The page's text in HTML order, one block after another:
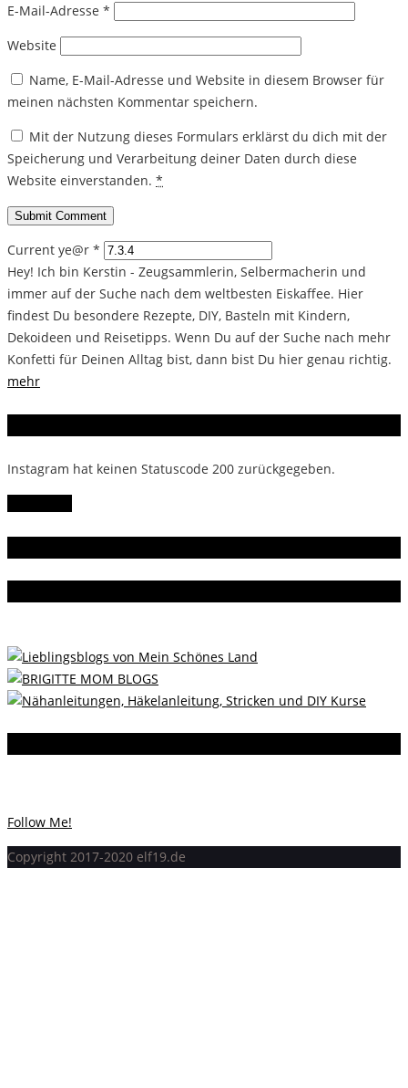
E-Mail-Adresse *
Website
Name, E-Mail-Adresse und Website in diesem Browser für
meinen nächsten Kommentar speichern.
Mit der Nutzung dieses Formulars erklärst du dich mit der
Speicherung und Verarbeitung deiner Daten durch diese
Website einverstanden. *
Current ye@r *
Hey! Ich bin Kerstin - Zeugsammlerin, Selbermacherin und
immer auf der Suche nach dem weltbesten Eiskaffee. Hier
findest Du besondere Rezepte, DIY, Basteln mit Kindern,
Dekoideen und Reisetipps. Wenn Du auf der Suche nach mehr
Konfetti für Deinen Alltag bist, dann bist Du hier genau richtig.
mehr
Instagram hat keinen Statuscode 200 zurückgegeben.
Follow Me!
Copyright 2017-2020 elf19.de